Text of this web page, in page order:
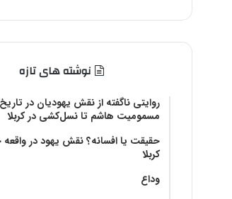
نوشته های تازه
روایتی ناگفته از نقش یهودیان در تاریخ
مسمومیت هاشم تا نسل‌کشی در کربلا
حقیقت یا افسانه؟‌ نقش یهود در واقعه
کربلا
وداع